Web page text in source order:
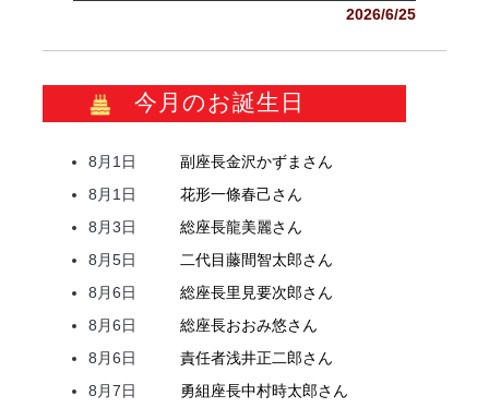
2026/6/25
今月のお誕生日
8月1日 副座長金沢かずま さん
8月1日
花形一條春己さん
8月3日
総座長龍美麗さん
8月5日
二代目藤間智太郎さん
8月6日
総座長里見要次郎さん
8月6日
総座長おおみ悠さん
8月6日
責任者浅井正二郎さん
8月7日
勇組座長中村時太郎さん